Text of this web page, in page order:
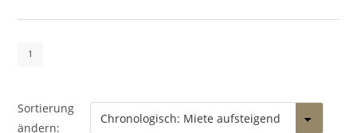
1
Sortierung
ändern: